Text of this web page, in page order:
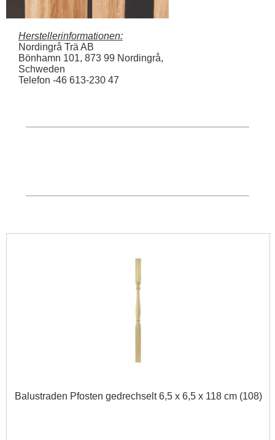
Herstellerinformationen:
Nordingrå Trä AB
Bönhamn 101, 873 99 Nordingrå,
Schweden
Telefon -46 613-230 47
Balustraden Pfosten gedrechselt 6,5 x 6,5 x 118 cm (108)